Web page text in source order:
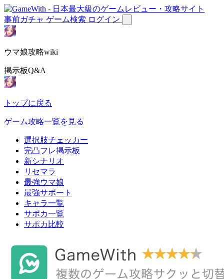
事前ガチャ ゲーム検索 ログイン
ウマ娘攻略wiki
掲示板Q&A
トップに戻る
ゲーム攻略一覧を見る
選択肢チェッカー
完凸フレ掲示板
新シナリオ
リセマラ
最強ウマ娘
最強サポート
キャラ一覧
サポカ一覧
サポカ比較